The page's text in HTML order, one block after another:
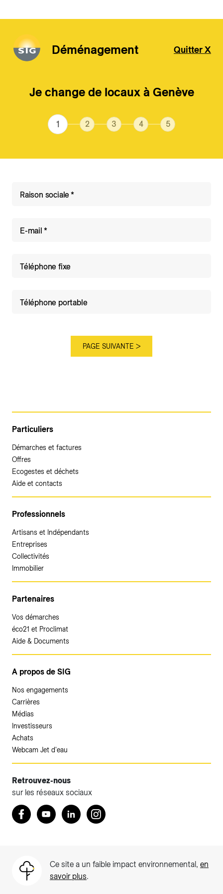
Aller au contenu principal
Déménagement Quitter X
Je change de locaux à Genève
Raison sociale
E-mail
Téléphone fixe
Téléphone portable
Particuliers
Démarches et factures
Offres
Ecogestes et déchets
Aide et contacts
Professionnels
Artisans et Indépendants
Entreprises
Collectivités
Immobilier
Partenaires
Vos démarches
éco21 et Proclimat
Aide & Documents
A propos de SIG
Nos engagements
Carrières
Médias
Investisseurs
Achats
Webcam Jet d'eau
Retrouvez-nous
sur les réseaux sociaux
Retrouvez nous sur Facebook
YoutubeLinkedInInstagram
Ce site a un faible impact environnemental, en
savoir plus.